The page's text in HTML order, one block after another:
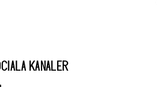
KANALER